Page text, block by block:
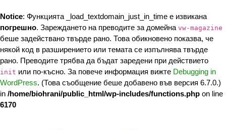
Notice: Функцията _load_textdomain_just_in_time е извикана
погрешно. Зареждането на преводите за домейна vw-magazine
беше задействано твърде рано. Това обикновено показва, че
някой код в разширението или темата се изпълнява твърде
рано. Преводите трябва да бъдат заредени при действието
init или по-късно. За повече информация вижте Debugging in
WordPress. (Това съобщение беше добавено във версия 6.7.0.)
in /home/biohrani/public_html/wp-includes/functions.php on line
6170